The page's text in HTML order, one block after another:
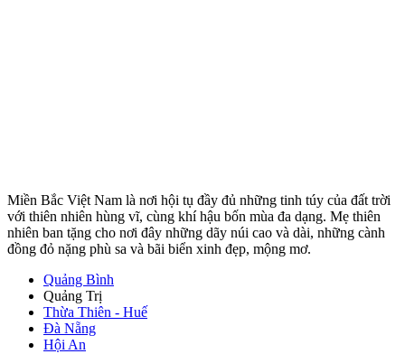
Miền Bắc Việt Nam là nơi hội tụ đầy đủ những tinh túy của đất trời
với thiên nhiên hùng vĩ, cùng khí hậu bốn mùa đa dạng. Mẹ thiên
nhiên ban tặng cho nơi đây những dãy núi cao và dài, những cành
đồng đỏ nặng phù sa và bãi biển xinh đẹp, mộng mơ.
Quảng Bình
Quảng Trị
Thừa Thiên - Huế
Đà Nẵng
Hội An